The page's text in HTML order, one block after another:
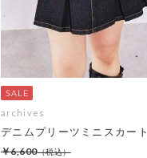
archives
デニムプリーツミニスカート
￥6,600